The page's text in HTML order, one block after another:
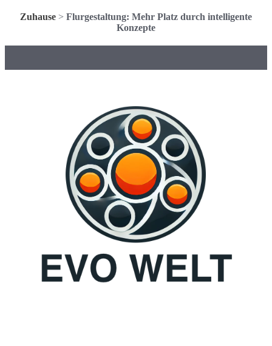
Zuhause > Flurgestaltung: Mehr Platz durch intelligente
Konzepte